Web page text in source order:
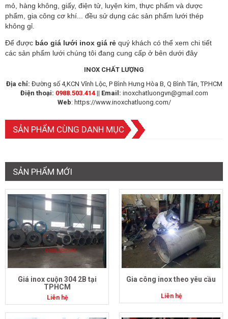
mỏ, hàng không, giấy, điện tử, luyện kim, thực phẩm và dược
phẩm, gia công cơ khí... đều sử dụng các sản phẩm lưới thép
không gỉ.
Để được báo giá lưới inox giá rẻ quý khách có thể xem chi tiết
các sản phẩm lưới chúng tôi đang cung cấp ở bên dưới đây
INOX CHẤT LƯỢNG
Địa chỉ: Đường số 4,KCN Vĩnh Lộc, P Bình Hưng Hòa B, Q Bình Tân, TP.HCM
Điện thoại: 0988.503.414|| Email: inoxchatluongvn@gmail.com
Web: https://www.inoxchatluong.com/
SẢN PHẨM CÙNG DANH MỤC
SẢN PHẨM MỚI
Giá inox cuộn 304 2B tại
TPHCM
Liên hệ
Gia công inox theo yêu cầu
Liên hệ